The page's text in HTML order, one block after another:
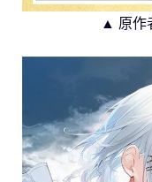
▲ 原作